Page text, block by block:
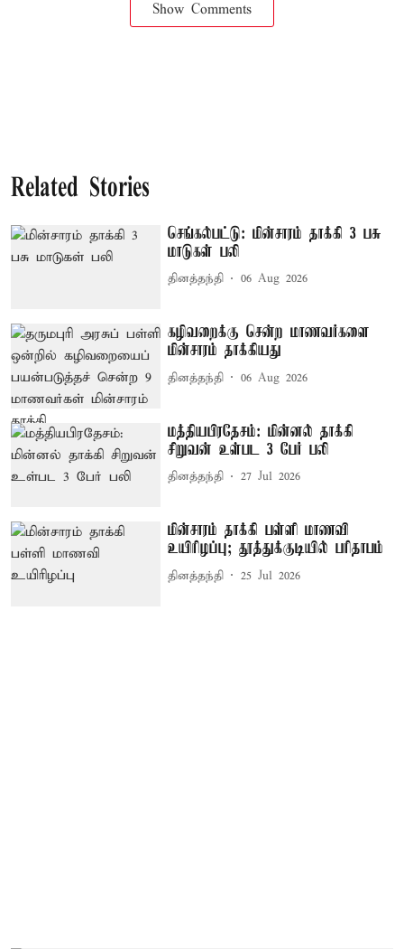
Show Comments
Related Stories
செங்கல்பட்டு: மின்சாரம் தாக்கி 3 பசு
மாடுகள் பலி
தினத்தந்தி 06 Aug 2026
கழிவறைக்கு சென்ற மாணவர்களை
மின்சாரம் தாக்கியது
தினத்தந்தி 06 Aug 2026
மத்தியபிரதேசம்: மின்னல் தாக்கி
சிறுவன் உள்பட 3 பேர் பலி
தினத்தந்தி 27 Jul 2026
மின்சாரம் தாக்கி பள்ளி மாணவி
உயிரிழப்பு; தூத்துக்குடியில் பரிதாபம்
தினத்தந்தி 25 Jul 2026